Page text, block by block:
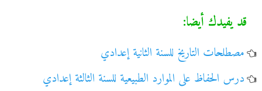
قد يفيدك أيضا:
مصطلحات التاريخ للسنة الثانية إعدادي
درس الحفاظ على الموارد الطبيعية للسنة الثالثة إعدادي